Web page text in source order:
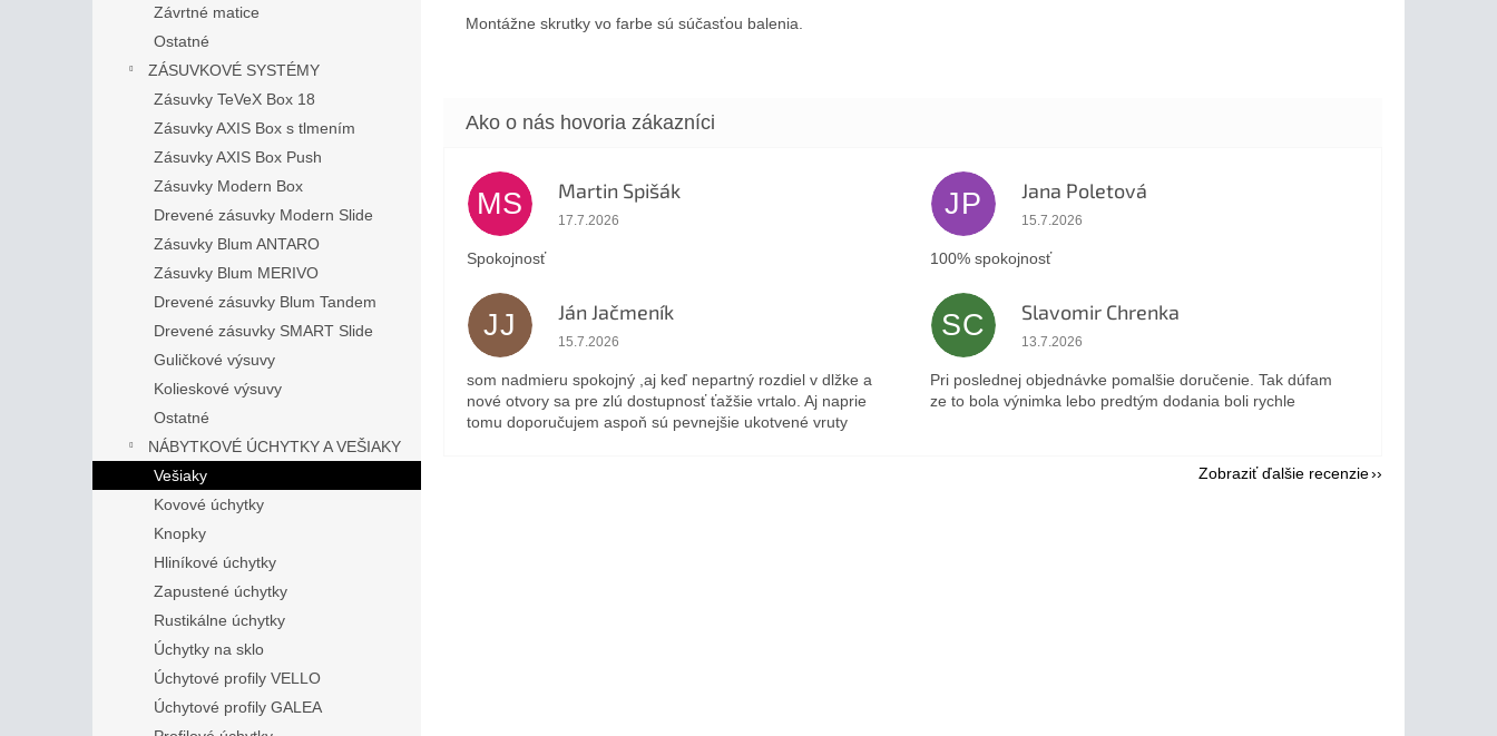
Závrtné matice
Ostatné
ZÁSUVKOVÉ SYSTÉMY
Zásuvky TeVeX Box 18
Zásuvky AXIS Box s tlmením
Zásuvky AXIS Box Push
Zásuvky Modern Box
Drevené zásuvky Modern Slide
Zásuvky Blum ANTARO
Zásuvky Blum MERIVO
Drevené zásuvky Blum Tandem
Drevené zásuvky SMART Slide
Guličkové výsuvy
Kolieskové výsuvy
Ostatné
NÁBYTKOVÉ ÚCHYTKY A VEŠIAKY
Vešiaky
Kovové úchytky
Knopky
Hliníkové úchytky
Zapustené úchytky
Rustikálne úchytky
Úchytky na sklo
Úchytové profily VELLO
Úchytové profily GALEA
Montážne skrutky vo farbe sú súčasťou balenia.
MS Martin Spišák
Hodnotenie obchodu je 5 z 5 hviezdičiek.
17.7.2026
Spokojnosť
JP Jana Poletová
Hodnotenie obchodu je 5 z 5 hviezdičiek.
15.7.2026
100% spokojnosť
JJ Ján Jačmeník
Hodnotenie obchodu je 5 z 5 hviezdičiek.
15.7.2026
som nadmieru spokojný ,aj keď nepartný rozdiel v dlžke a
nové otvory sa pre zlú dostupnosť ťažšie vrtalo. Aj naprie
tomu doporučujem aspoň sú pevnejšie ukotvené vruty
SC Slavomir Chrenka
Hodnotenie obchodu je 5 z 5 hviezdičiek.
13.7.2026
Pri poslednej objednávke pomalšie doručenie. Tak dúfam
ze to bola výnimka lebo predtým dodania boli rychle
Zobraziť ďalšie recenzie